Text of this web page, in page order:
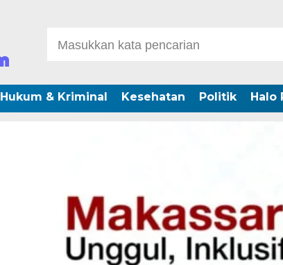
Hukum & Kriminal Kesehatan Politik Halo